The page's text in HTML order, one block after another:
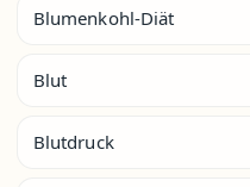
Blumenkohl-Diät
Blut
Blutdruck